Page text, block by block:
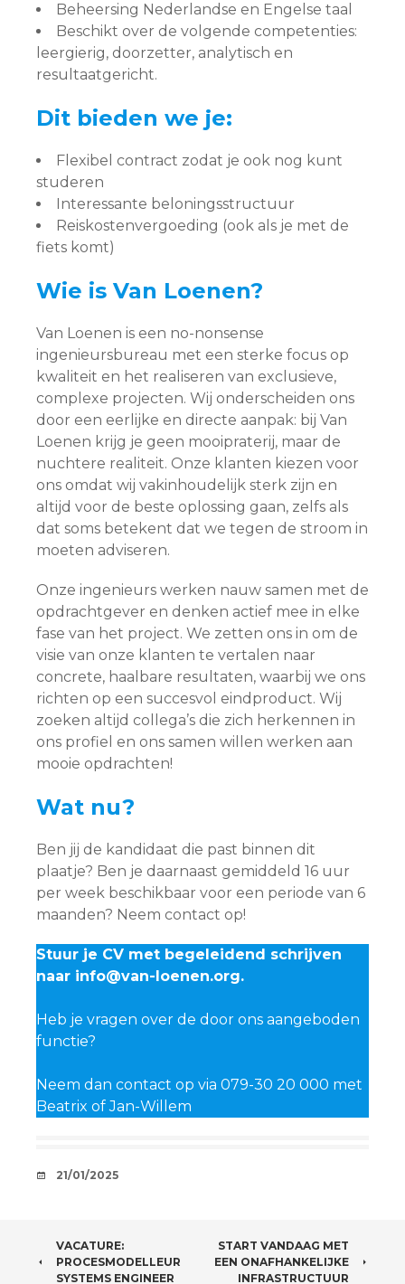
Beheersing Nederlandse en Engelse taal
Beschikt over de volgende competenties:
leergierig, doorzetter, analytisch en
resultaatgericht.
Dit bieden we je:
Flexibel contract zodat je ook nog kunt
studeren
Interessante beloningsstructuur
Reiskostenvergoeding (ook als je met de
fiets komt)
Wie is Van Loenen?
Van Loenen is een no-nonsense
ingenieursbureau met een sterke focus op
kwaliteit en het realiseren van exclusieve,
complexe projecten. Wij onderscheiden ons
door een eerlijke en directe aanpak: bij Van
Loenen krijg je geen mooipraterij, maar de
nuchtere realiteit. Onze klanten kiezen voor
ons omdat wij vakinhoudelijk sterk zijn en
altijd voor de beste oplossing gaan, zelfs als
dat soms betekent dat we tegen de stroom in
moeten adviseren.
Onze ingenieurs werken nauw samen met de
opdrachtgever en denken actief mee in elke
fase van het project. We zetten ons in om de
visie van onze klanten te vertalen naar
concrete, haalbare resultaten, waarbij we ons
richten op een succesvol eindproduct. Wij
zoeken altijd collega’s die zich herkennen in
ons profiel en ons samen willen werken aan
mooie opdrachten!
Wat nu?
Ben jij de kandidaat die past binnen dit
plaatje? Ben je daarnaast gemiddeld 16 uur
per week beschikbaar voor een periode van 6
maanden? Neem contact op!
Stuur je CV met begeleidend schrijven
naar info@van-loenen.org.
Heb je vragen over de door ons aangeboden
functie?
Neem dan contact op via 079-30 20 000 met
Beatrix of Jan-Willem
AFSPRAAKJE
21/01/2025
BERICHTNAVIGATIE
VACATURE:
PROCESMODELLEUR
SYSTEMS ENGINEER
START VANDAAG MET
EEN ONAFHANKELIJKE
INFRASTRUCTUUR